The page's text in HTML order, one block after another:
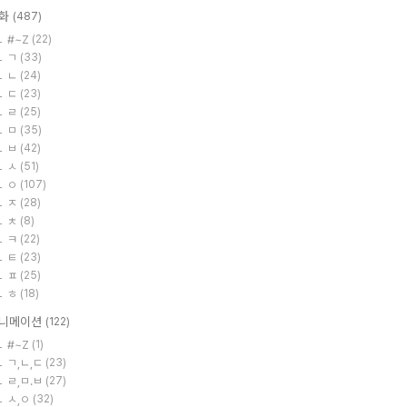
(487)
#~Z (22)
ㄱ (33)
ㄴ (24)
ㄷ (23)
ㄹ (25)
ㅁ (35)
ㅂ (42)
ㅅ (51)
ㅇ (107)
ㅈ (28)
ㅊ (8)
ㅋ (22)
ㅌ (23)
ㅍ (25)
ㅎ (18)
메이션 (122)
#~Z (1)
ㄱ,ㄴ,ㄷ (23)
ㄹ,ㅁ.ㅂ (27)
ㅅ,ㅇ (32)